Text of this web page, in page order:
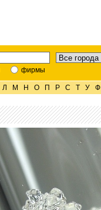
фирмы
Л М Н О П Р С Т У Ф